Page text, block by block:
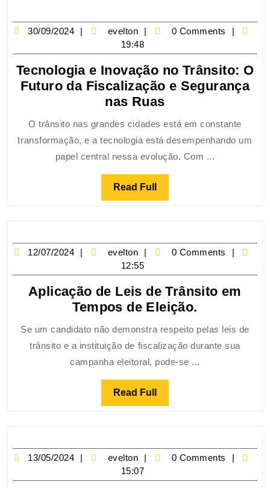
30/09/2024 evelton
0 Comments
19:48
Tecnologia e Inovação no Trânsito: O
Futuro da Fiscalização e Segurança
nas Ruas
O trânsito nas grandes cidades está em constante
transformação, e a tecnologia está desempenhando um
papel central nessa evolução. Com ...
Read Full
12/07/2024 evelton
0 Comments
12:55
Aplicação de Leis de Trânsito em
Tempos de Eleição.
Se um candidato não demonstra respeito pelas leis de
trânsito e a instituição de fiscalização durante sua
campanha eleitoral, pode-se ...
Read Full
13/05/2024 evelton
0 Comments
15:07